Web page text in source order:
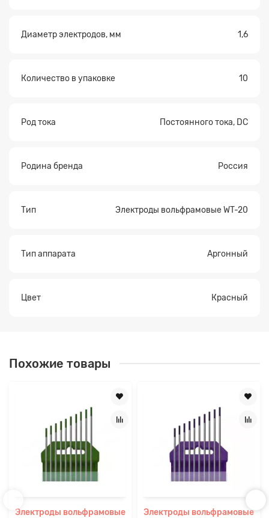
Диаметр электродов, мм 1,6
Количество в упаковке 10
Род тока Постоянного тока, DC
Родина бренда Россия
Тип Электроды вольфрамовые WT-20
Тип аппарата Аргонный
Цвет Красный
Похожие товары
Электроды вольфрамовые
Электроды вольфрамовые